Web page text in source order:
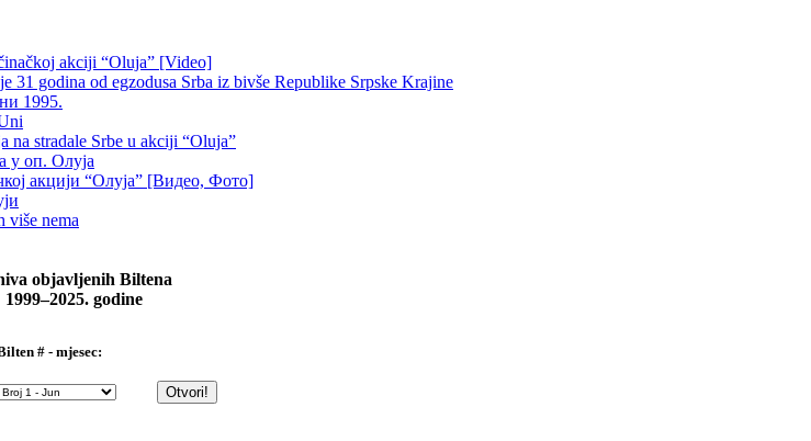
akciji “Oluja” [Video]
godina od egzodusa Srba iz bivše Republike Srpske Krajine
1995.
na stradale Srbe u akciji “Oluja”
у оп. Олуја
акцији “Олуја” [Видео, Фото]
više nema
objavljenih Biltena
1999–2025. godine
# - mjesec: